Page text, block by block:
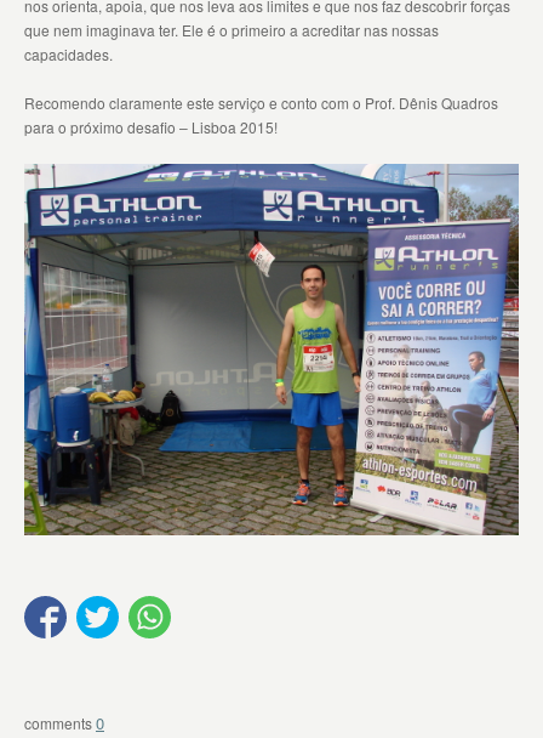
nos orienta, apoia, que nos leva aos limites e que nos faz descobrir forças
que nem imaginava ter. Ele é o primeiro a acreditar nas nossas
capacidades.
Recomendo claramente este serviço e conto com o Prof. Dênis Quadros
para o próximo desafio – Lisboa 2015!
0